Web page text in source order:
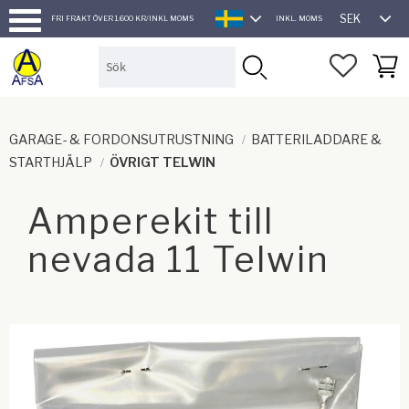
Meny
FRI FRAKT ÖVER 1.600 KR/INKL MOMS
SVENSKA
INKL. MOMS SEK
GARAGE- & FORDONSUTRUSTNING
BATTERILADDARE &
STARTHJÄLP
ÖVRIGT TELWIN
Amperekit till
nevada 11 Telwin